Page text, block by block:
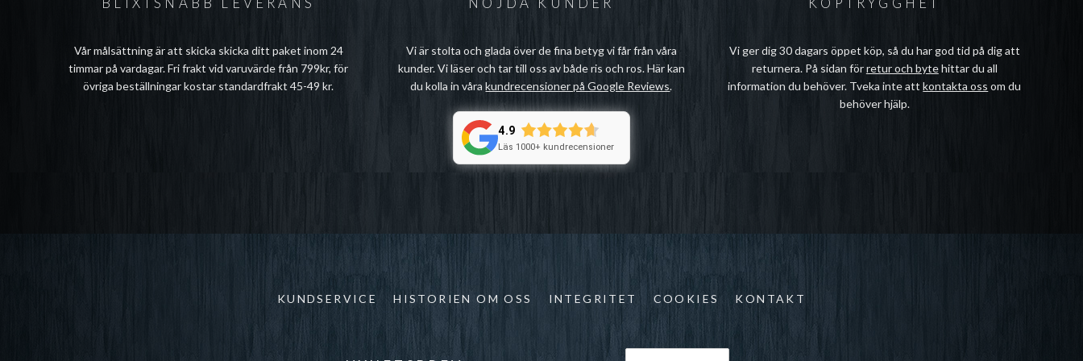
Vår målsättning är att skicka skicka ditt paket inom 24
timmar på vardagar. Fri frakt vid varuvärde från 799kr, för
övriga beställningar kostar standardfrakt 45-49 kr.
Vi är stolta och glada över de fina betyg vi får från våra
kunder. Vi läser och tar till oss av både ris och ros. Här kan
du kolla in vårakundrecensioner på Google Reviews.
4.9
Läs 1000+ kundrecensioner
Vi ger dig 30 dagars öppet köp, så du har god tid på dig att
returnera. På sidan förretur och bytehittar du all
information du behöver. Tveka inte attkontakta oss om du
behöver hjälp.
KUNDSERVICE HISTORIEN OM OSS INTEGRITET COOKIES KONTAKT